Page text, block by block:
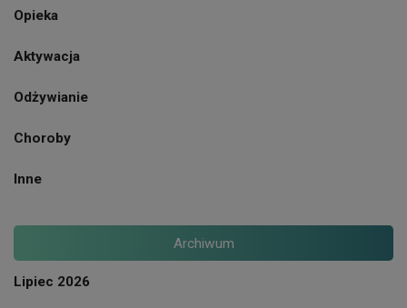
Opieka
Aktywacja
Odżywianie
Choroby
Inne
Archiwum
Lipiec 2026